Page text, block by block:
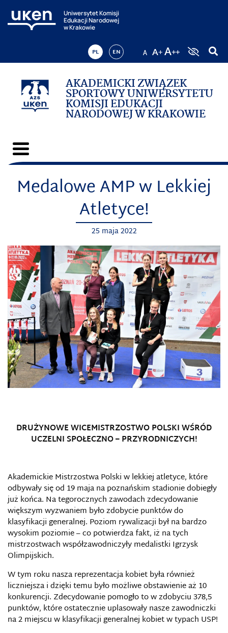
Uniwersytet Komisji
Edukacji Narodowej
w Krakowie
PL EN
AKADEMICKI ZWIĄZEK
SPORTOWY UNIWERSYTETU
KOMISJI EDUKACJI
NARODOWEJ W KRAKOWIE
Medalowe AMP w Lekkiej
Atletyce!
25 maja 2022
DRUŻYNOWE WICEMISTRZOSTWO POLSKI WŚRÓD
UCZELNI SPOŁECZNO – PRZYRODNICZYCH!
Akademickie Mistrzostwa Polski w lekkiej atletyce, które
odbywały się od 19 maja na poznańskim stadionie dobiegły
już końca. Na tegorocznych zawodach zdecydowanie
większym wyzwaniem było zdobycie punktów do
klasyfikacji generalnej. Poziom rywalizacji był na bardzo
wysokim poziomie – co potwierdza fakt, iż na tych
mistrzostwach współzawodniczyły medalistki Igrzysk
Olimpijskich.
W tym roku nasza reprezentacja kobiet była również
liczniejsza i dzięki temu było możliwe obstawienie aż 10
konkurencji. Zdecydowanie pomogło to w zdobyciu 378,5
punktów, które ostatecznie uplasowały nasze zawodniczki
na 2 miejscu w klasyfikacji generalnej kobiet w typach USP!